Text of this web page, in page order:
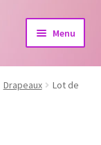
Menu
Drapeaux
Lot de